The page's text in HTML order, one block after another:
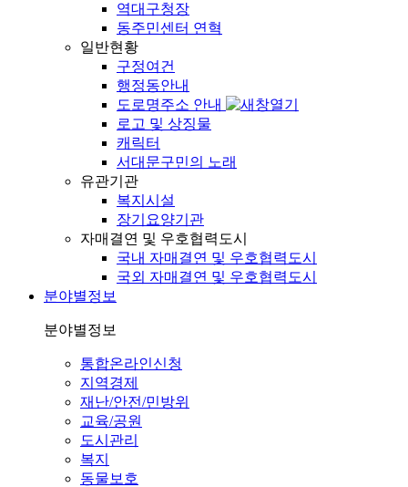
역대구청장
동주민센터 연혁
일반현황
구정여건
행정동안내
도로명주소 안내
로고 및 상징물
캐릭터
서대문구민의 노래
유관기관
복지시설
장기요양기관
자매결연 및 우호협력도시
국내 자매결연 및 우호협력도시
국외 자매결연 및 우호협력도시
분야별정보
분야별정보
통합온라인신청
지역경제
재난/안전/민방위
교육/공원
도시관리
복지
동물보호